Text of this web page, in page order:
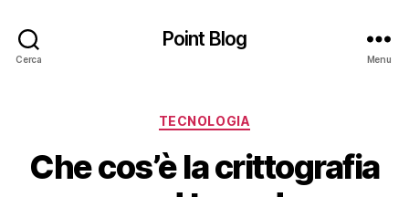
Cerca
Point Blog
Menu
Categorie
TECNOLOGIA
Che cos’è la crittografia